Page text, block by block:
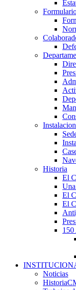
Historia
El
El
El
Noticias